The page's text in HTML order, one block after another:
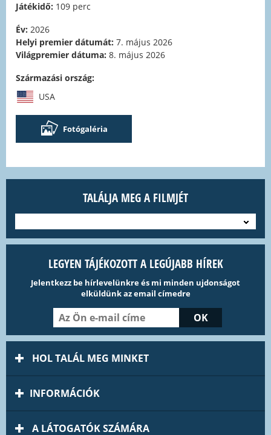
Játékidő: 109 perc
Év: 2026
Helyi premier dátumát: 7. május 2026
Világpremier dátuma: 8. május 2026
Származási ország:
USA
Fotógaléria
TALÁLJA MEG A FILMJÉT
LEGYEN TÁJÉKOZOTT A LEGÚJABB HÍREK
Jelentkezz be hírlevelünkre és mi minden ujdonságot
elküldünk az email címedre
HOL TALÁL MEG MINKET
INFORMÁCIÓK
A LÁTOGATÓK SZÁMÁRA